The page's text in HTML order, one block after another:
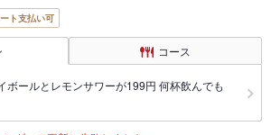
ト支払い可
コース
ボールとレモンサワーが199円 何杯飲んでも